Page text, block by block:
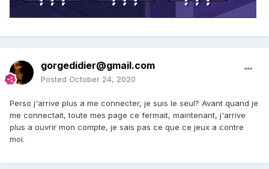
gorgedidier@gmail.com
Posted October 24, 2020
Perso j'arrive plus a me connecter, je suis le seul? Avant quand je
me connectait, toute mes page ce fermait, maintenant, j'arrive
plus a ouvrir mon compte, je sais pas ce que ce jeux a contre
moi.